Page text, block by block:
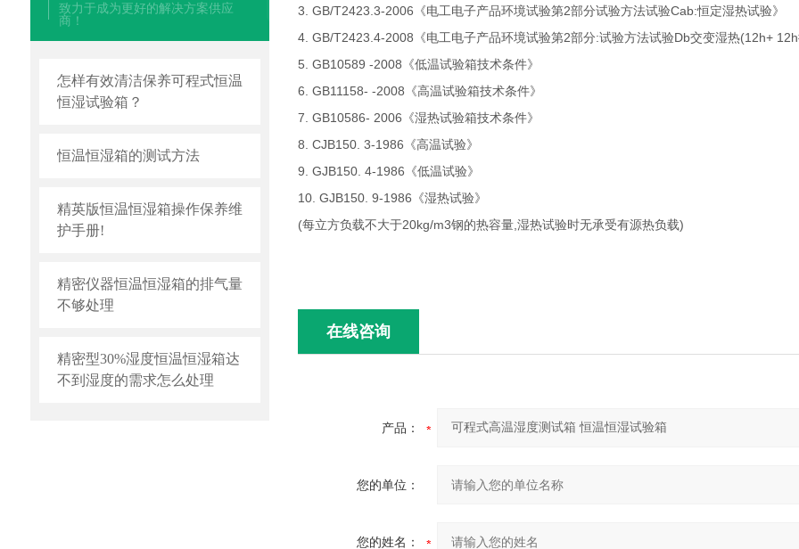
3. GB/T2423.3-2006《电工电子产品环境试验第2部分试验方法试验Cab:恒定湿热试验》
4. GB/T2423.4-2008《电工电子产品环境试验第2部分:试验方法试验Db交变湿热(12h+ 12h
5. GB10589 -2008《低温试验箱技术条件》
6. GB11158- -2008《高温试验箱技术条件》
7. GB10586- 2006《湿热试验箱技术条件》
8. CJB150. 3-1986《高温试验》
9. GJB150. 4-1986《低温试验》
10. GJB150. 9-1986《湿热试验》
(每立方负载不大于20kg/m3钢的热容量,湿热试验时无承受有源热负载)
在线咨询
产品：
您的单位：
您的姓名：
致力于成为更好的解决方案供应
商！
怎样有效清洁保养可程式恒温
恒湿试验箱？
恒温恒湿箱的测试方法
精英版恒温恒湿箱操作保养维
护手册!
精密仪器恒温恒湿箱的排气量
不够处理
精密型30%湿度恒温恒湿箱达
不到湿度的需求怎么处理